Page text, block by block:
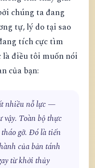
chúng ta đang
tự, lý do tại sao
tích cực tìm
là điều tôi muốn nói
của bạn:
nhiều nỗ lực —
Toàn bộ thực
gỡ. Đó là tiến
của bản tánh
từ khởi thủy